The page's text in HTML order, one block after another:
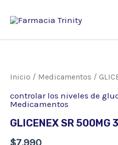
Inicio / Medicamentos /
controlar los niveles de
Medicamentos
GLICENEX SR 500MG
$7.990